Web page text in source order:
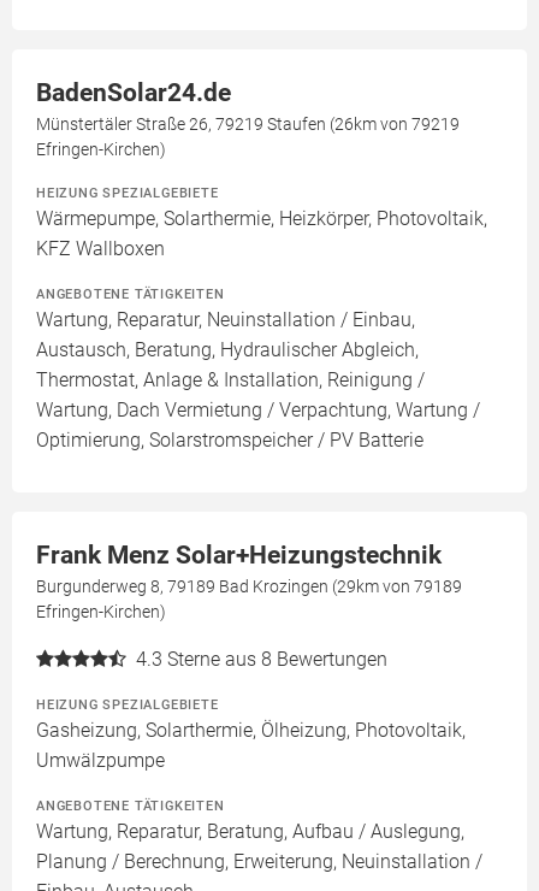
BadenSolar24.de
Münstertäler Straße 26, 79219 Staufen (26km von 79219
Efringen-Kirchen)
HEIZUNG SPEZIALGEBIETE
Wärmepumpe, Solarthermie, Heizkörper, Photovoltaik,
KFZ Wallboxen
ANGEBOTENE TÄTIGKEITEN
Wartung, Reparatur, Neuinstallation / Einbau,
Austausch, Beratung, Hydraulischer Abgleich,
Thermostat, Anlage & Installation, Reinigung /
Wartung, Dach Vermietung / Verpachtung, Wartung /
Optimierung, Solarstromspeicher / PV Batterie
Frank Menz Solar+Heizungstechnik
Burgunderweg 8, 79189 Bad Krozingen (29km von 79189
Efringen-Kirchen)
4.3 Sterne aus 8 Bewertungen
HEIZUNG SPEZIALGEBIETE
Gasheizung, Solarthermie, Ölheizung, Photovoltaik,
Umwälzpumpe
ANGEBOTENE TÄTIGKEITEN
Wartung, Reparatur, Beratung, Aufbau / Auslegung,
Planung / Berechnung, Erweiterung, Neuinstallation /